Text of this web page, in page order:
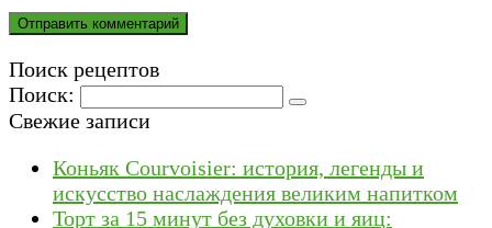
Поиск рецептов
Поиск:
Свежие записи
Коньяк Courvoisier: история, легенды и
искусство наслаждения великим напитком
Торт за 15 минут без духовки и яиц: